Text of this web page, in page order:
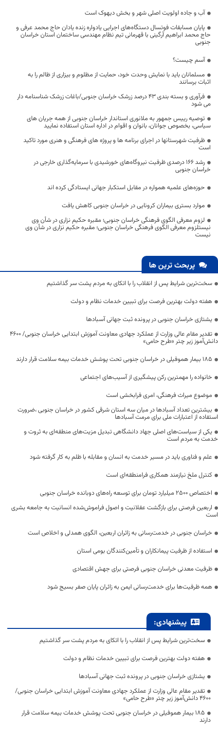
آب و جاده اولویت اصلی شهر و بخش دیهوک است
پایان مسابقات فوتسال دستگاه‌های اجرایی یادواره زنده یادان حاج محمد عرفی و
حاج محمد ابراهیم آرگینی با قهرمانی تیم نظام مهندسی ساختمان استان خراسان
جنوبی
آسم چیست؟
مسلمانان باید با نمایش وحدت خود، حمایت از مظلوم و بیزاری از ظالم را به
اثبات برسانند
فرآوری و بسته بندی ۴۳ درصد زرشک خراسان جنوبی/باغات زرشک شناسنامه دار
می شود
توصیه رییس جمهور به ملانوری استاندار خراسان جنوبی از همه جریان های
سیاسی، بخصوص جوانان، بانوان و اقوام در اداره استان استفاده نمایید
ظرفیت شهرستانها در اجرای برنامه ها و پروژه های فرهنگی و هنری مورد تاکید
است
رشد ۱۶۶ درصدی ظرفیت نیروگاه‌های خورشیدی با سرمایه‌گذاری خارجی در
خراسان جنوبی
حوزه‌های علمیه همواره در مقابل استکبار جهانی ایستادگی کرده اند
موارد بستری بیماران کرونایی در خراسان جنوبی کاهش یافت
لزوم معرفی الگوی فرهنگی خراسان جنوبی؛ مقبره حکیم نزاری در شأن وی
نیستلزوم معرفی الگوی فرهنگی خراسان جنوبی؛ مقبره حکیم نزاری در شأن وی
نیست
پربحث ترین ها
سخت‌ترین شرایط پس از انقلاب را با اتکای به مردم پشت سر گذاشتیم
هفته دولت بهترین فرصت برای تبیین خدمات نظام و دولت
یشتازی خراسان جنوبی در پرونده ثبت جهانی آسبادها
تقدیر مقام عالی وزارت از عملکرد جهادی معاونت آموزش ابتدایی خراسان جنوبی/ ۴۶۰۰
دانش‌آموز زیر چتر «طرح حامی»
۱۸۵ بیمار هموفیلی در خراسان جنوبی تحت پوشش خدمات بیمه سلامت قرار دارند
خانواده را مهمترین رکن پیشگیری از آسیب‌های اجتماعی
موضوع میراث فرهنگی، امری فرابخشی است
بیشترین تعداد آسبادها در میان سه استان شرقی کشور در خراسان جنوبی ،ضرورت
استفاده از اعتبارات ملی برای مرمت آسبادها
یکی از سیاست‌های اصلی جهاد دانشگاهی تبدیل مزیت‌های منطقه‌ای به ثروت و
خدمت به مردم است
علم و فناوری باید در مسیر خدمت به انسان و مقابله با ظلم به کار گرفته شود
کنترل ملخ نیازمند همکاری فرامنطقه‌ای است
اختصاص 2500 میلیارد تومان برای توسعه راه‌های دوبانده خراسان جنوبی
اربعین فرصتی برای بازگشت عقلانیت و اصول فراموش‌شده انسانیت به جامعه بشری
است
خراسان جنوبی در خدمت‌رسانی به زائران اربعین، الگوی همدلی و اخلاص است
استفاده از ظرفیت پیمانکاران و تأمین‌کنندگان بومی استان
ظرفیت معدنی خراسان جنوبی فرصتی برای جهش اقتصادی
همه ظرفیت‌ها برای خدمت‌رسانی ایمن به زائران پایان صفر بسیج شود
پیشنهادی:
سخت‌ترین شرایط پس از انقلاب را با اتکای به مردم پشت سر گذاشتیم
هفته دولت بهترین فرصت برای تبیین خدمات نظام و دولت
یشتازی خراسان جنوبی در پرونده ثبت جهانی آسبادها
تقدیر مقام عالی وزارت از عملکرد جهادی معاونت آموزش ابتدایی خراسان جنوبی/
۴۶۰۰ دانش‌آموز زیر چتر «طرح حامی»
۱۸۵ بیمار هموفیلی در خراسان جنوبی تحت پوشش خدمات بیمه سلامت قرار
دارند